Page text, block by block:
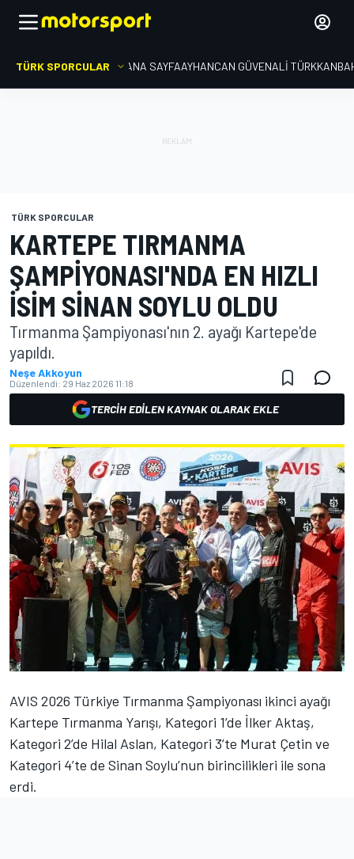
TÜRK SPORCULAR ANA SAYFAAYHANCAN GÜVENALI TÜRKKAN
TÜRK SPORCULAR
KARTEPE TIRMANMA
ŞAMPIYONASI'NDA EN HIZLI
ISIM SINAN SOYLU OLDU
Tırmanma Şampiyonası'nın 2. ayağı Kartepe'de
yapıldı.
Neşe Akkoyun
Düzenlendi: 29 Haz 2026 11:18
TERCIH EDILEN KAYNAK OLARAK EKLE
AVIS 2026 Türkiye Tırmanma Şampiyonası ikinci ayağı
Kartepe Tırmanma Yarışı, Kategori 1’de İlker Aktaş,
Kategori 2’de Hilal Aslan, Kategori 3’te Murat Çetin ve
Kategori 4’te de Sinan Soylu’nun birincilikleri ile sona
erdi.